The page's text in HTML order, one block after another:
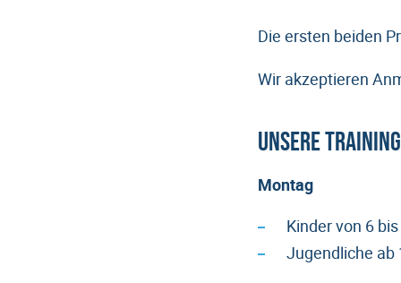
Die ersten beiden
Wir akzeptieren
Unsere
Montag
Kinder von 6
Jugendliche ab